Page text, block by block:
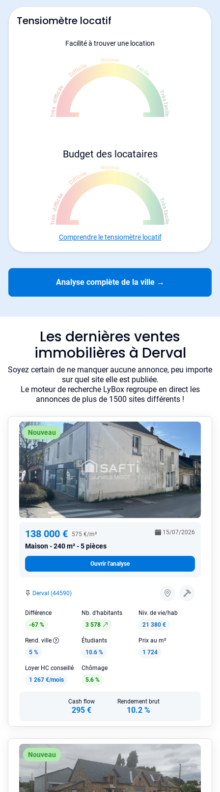
Tensiomètre locatif
Facilité à trouver une location
Budget des locataires
Comprendre le tensiomètre locatif
Analyse complète de la ville →
Les dernières ventes
immobilières à Derval
Soyez certain de ne manquer aucune annonce, peu importe
sur quel site elle est publiée.
Le moteur de recherche LyBox regroupe en direct les
annonces de plus de 1500 sites différents !
Nouveau
138 000 € 575 €/m²
Maison 240 m² - 5 pièces
15/07/2026
Ouvrir l'analyse
Derval (44590)
Différence
-67 %
Nb. d'habitants
3 578
Niv. de vie/hab
21 380 €
Rend. ville
5 %
Étudiants
10.6 %
Prix au m²
1 724
Loyer HC conseillé
1 267 €/mois
Chômage
5.6 %
Cash flow
295 €
Rendement brut
10.2 %
Nouveau